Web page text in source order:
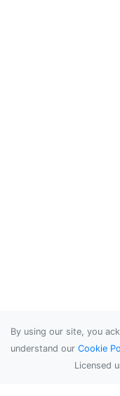
By using our site, you
understand our Cookie
Licensed